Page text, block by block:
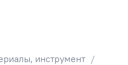
инструмент